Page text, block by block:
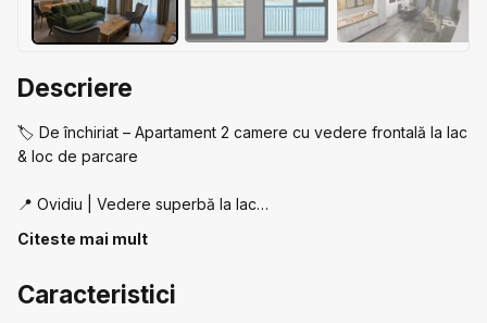
Descriere
🏷️ De închiriat – Apartament 2 camere cu vedere frontală la lac
& loc de parcare
📍 Ovidiu | Vedere superbă la lac
📐 83 mp | Etaj 2/8
🚿 2 băi | 🚇 2 lifturi
Citeste mai mult
Caracteristici